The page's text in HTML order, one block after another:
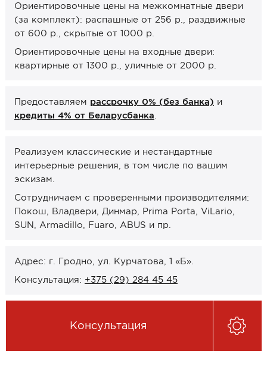
Каталоги от производителей
Консультация
Монтаж
Онлайн-формат работы
Оплата
Рассрочка 0% (без банка)
Карты рассрочек
Контакты и график работы
Сотрудничество
Ориентировочные цены на межкомнатные двери
(за комплект): распашные от 256 р., раздвижные
от 600 р., скрытые от 1000 р.
Ориентировочные цены на входные двери:
квартирные от 1300 р., уличные от 2000 р.
Предоставляем рассрочку 0% (без банка) и
кредиты 4% от Беларусбанка
Реализуем классические и нестандартные
интерьерные решения, в том числе по вашим
эскизам.
Сотрудничаем с проверенными производителями:
Покош, Владвери, Динмар, Prima Porta, ViLario,
SUN, Armadillo, Fuaro, ABUS и пр.
Адрес: г. Гродно, ул. Курчатова, 1 «Б».
Консультация: +375 (29) 284 45 45
Консультация